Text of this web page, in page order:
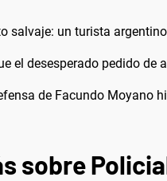
salvaje: un turista
el desesperado pedido de
de Facundo Moyano
sobre